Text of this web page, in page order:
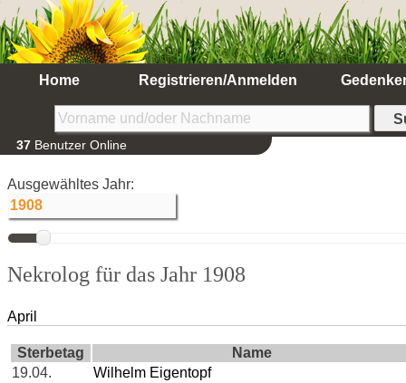
Home Registrieren/Anmelden
37 Benutzer Online
Ausgewähltes Jahr:
Nekrolog für das Jahr 1908
April
Sterbetag
Name
19.04.
Wilhelm Eigentopf